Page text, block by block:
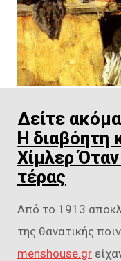
Δείτε
Η διαβόητη
Χίμλερ
τέρας
Από το 1913
της θανατικής
menshouse.gr